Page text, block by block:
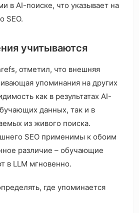
в AI-поиске, что указывает на
SEO.
учитываются
отметил, что внешняя
упоминания на других
как в результатах AI-
данных, так и в
из живого поиска.
SEO применимы к обоим
различие – обучающие
в LLM мгновенно.
где упоминается